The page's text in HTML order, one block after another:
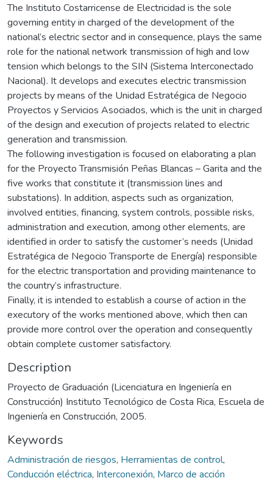
The Instituto Costarricense de Electricidad is the sole
governing entity in charged of the development of the
national’s electric sector and in consequence, plays the same
role for the national network transmission of high and low
tension which belongs to the SIN (Sistema Interconectado
Nacional). It develops and executes electric transmission
projects by means of the Unidad Estratégica de Negocio
Proyectos y Servicios Asociados, which is the unit in charged
of the design and execution of projects related to electric
generation and transmission.
The following investigation is focused on elaborating a plan
for the Proyecto Transmisión Peñas Blancas – Garita and the
five works that constitute it (transmission lines and
substations). In addition, aspects such as organization,
involved entities, financing, system controls, possible risks,
administration and execution, among other elements, are
identified in order to satisfy the customer’s needs (Unidad
Estratégica de Negocio Transporte de Energía) responsible
for the electric transportation and providing maintenance to
the country’s infrastructure.
Finally, it is intended to establish a course of action in the
executory of the works mentioned above, which then can
provide more control over the operation and consequently
obtain complete customer satisfactory.
Description
Proyecto de Graduación (Licenciatura en Ingeniería en
Construcción) Instituto Tecnológico de Costa Rica, Escuela de
Ingeniería en Construcción, 2005.
Keywords
Administración de riesgos, Herramientas de control,
Conducción eléctrica, Interconexión, Marco de acción